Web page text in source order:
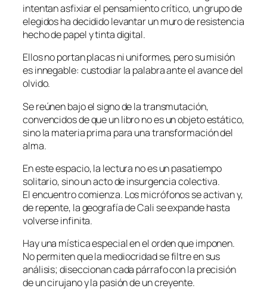
intentan asfixiar el pensamiento crítico, un grupo de
elegidos ha decidido levantar un muro de resistencia
hecho de papel y tinta digital.
Ellos no portan placas ni uniformes, pero su misión
es innegable: custodiar la palabra ante el avance del
olvido.
Se reúnen bajo el signo de la transmutación,
convencidos de que un libro no es un objeto estático,
sino la materia prima para una transformación del
alma.
En este espacio, la lectura no es un pasatiempo
solitario, sino un acto de insurgencia colectiva.
El encuentro comienza. Los micrófonos se activan y,
de repente, la geografía de Cali se expande hasta
volverse infinita.
Hay una mística especial en el orden que imponen.
No permiten que la mediocridad se filtre en sus
análisis; diseccionan cada párrafo con la precisión
de un cirujano y la pasión de un creyente.